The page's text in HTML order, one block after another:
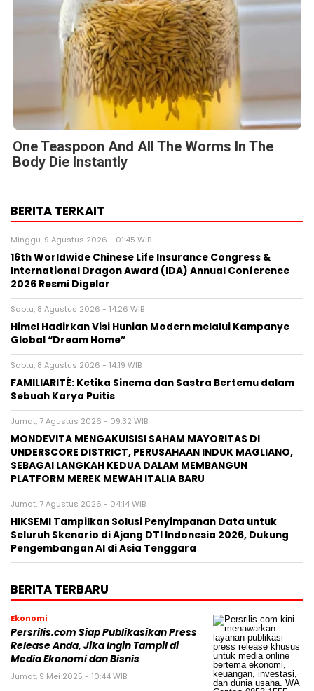
One Teaspoon And All The Worms In The
Body Die Instantly
BERITA TERKAIT
Minggu, 9 Agustus 2026 - 01:45 WIB
16th Worldwide Chinese Life Insurance Congress &
International Dragon Award (IDA) Annual Conference
2026 Resmi Digelar
Sabtu, 8 Agustus 2026 - 14:26 WIB
Himel Hadirkan Visi Hunian Modern melalui Kampanye
Global “Dream Home”
Sabtu, 8 Agustus 2026 - 14:19 WIB
FAMILIARITÉ: Ketika Sinema dan Sastra Bertemu dalam
Sebuah Karya Puitis
Jumat, 7 Agustus 2026 - 09:32 WIB
MONDEVITA MENGAKUISISI SAHAM MAYORITAS DI
UNDERSCORE DISTRICT, PERUSAHAAN INDUK MAGLIANO,
SEBAGAI LANGKAH KEDUA DALAM MEMBANGUN
PLATFORM MEREK MEWAH ITALIA BARU
Jumat, 7 Agustus 2026 - 04:14 WIB
HIKSEMI Tampilkan Solusi Penyimpanan Data untuk
Seluruh Skenario di Ajang DTI Indonesia 2026, Dukung
Pengembangan AI di Asia Tenggara
BERITA TERBARU
Ekonomi
Persrilis.com Siap Publikasikan Press
Release Anda, Jika Ingin Tampil di
Media Ekonomi dan Bisnis
Jumat, 9 Mei 2025 - 10:44 WIB